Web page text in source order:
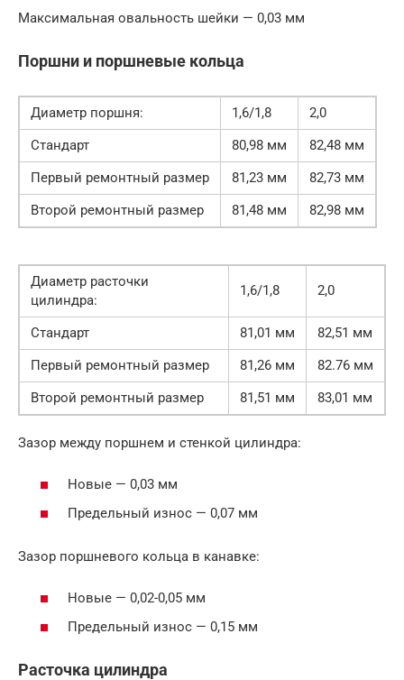
Максимальная овальность шейки — 0,03 мм
Поршни и поршневые кольца
Диаметр поршня: 1,6/1,8
2,0
Стандарт
80,98 мм
82,48 мм
Первый ремонтный размер
81,23 мм
82,73 мм
Второй ремонтный размер
81,48 мм 82,98 мм
Диаметр расточки
цилиндра:
1,6/1,8 2,0
Стандарт 81,01 мм
82,51 мм
Первый ремонтный размер
81,26 мм
82.76 мм
Второй ремонтный размер
81,51 мм 83,01 мм
Зазор между поршнем и стенкой цилиндра:
Новые — 0,03 мм
Предельный износ — 0,07 мм
Зазор поршневого кольца в канавке:
Новые — 0,02-0,05 мм
Предельный износ — 0,15 мм
Расточка цилиндра